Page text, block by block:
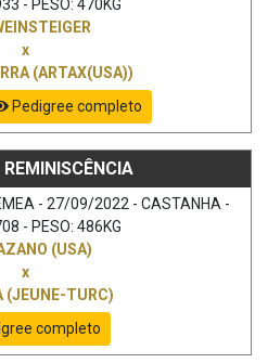
- PESO: 470KG
x
(ARTAX(USA))
Pedigree completo
REMINISCÊNCIA
- 27/09/2022 - CASTANHA -
- PESO: 486KG
(USA)
x
(JEUNE-TURC)
completo